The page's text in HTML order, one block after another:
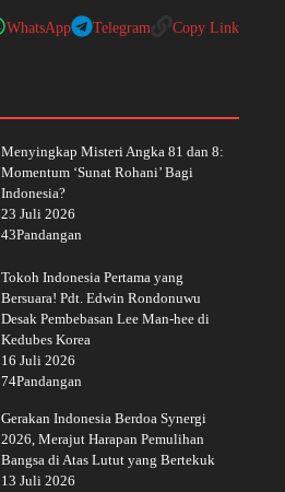
WhatsApp Telegram Copy Link
Menyingkap Misteri Angka 81 dan 8:
Momentum ‘Sunat Rohani’ Bagi
Indonesia?
23 Juli 2026
43Pandangan
Tokoh Indonesia Pertama yang
Bersuara! Pdt. Edwin Rondonuwu
Desak Pembebasan Lee Man-hee di
Kedubes Korea
16 Juli 2026
74Pandangan
Gerakan Indonesia Berdoa Synergi
2026, Merajut Harapan Pemulihan
Bangsa di Atas Lutut yang Bertekuk
13 Juli 2026